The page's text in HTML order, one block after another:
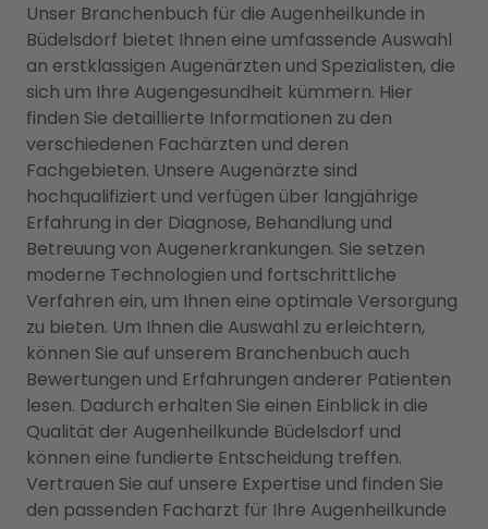
Unser Branchenbuch für die Augenheilkunde in
Büdelsdorf bietet Ihnen eine umfassende Auswahl
an erstklassigen Augenärzten und Spezialisten, die
sich um Ihre Augengesundheit kümmern. Hier
finden Sie detaillierte Informationen zu den
verschiedenen Fachärzten und deren
Fachgebieten. Unsere Augenärzte sind
hochqualifiziert und verfügen über langjährige
Erfahrung in der Diagnose, Behandlung und
Betreuung von Augenerkrankungen. Sie setzen
moderne Technologien und fortschrittliche
Verfahren ein, um Ihnen eine optimale Versorgung
zu bieten. Um Ihnen die Auswahl zu erleichtern,
können Sie auf unserem Branchenbuch auch
Bewertungen und Erfahrungen anderer Patienten
lesen. Dadurch erhalten Sie einen Einblick in die
Qualität der Augenheilkunde Büdelsdorf und
können eine fundierte Entscheidung treffen.
Vertrauen Sie auf unsere Expertise und finden Sie
den passenden Facharzt für Ihre Augenheilkunde